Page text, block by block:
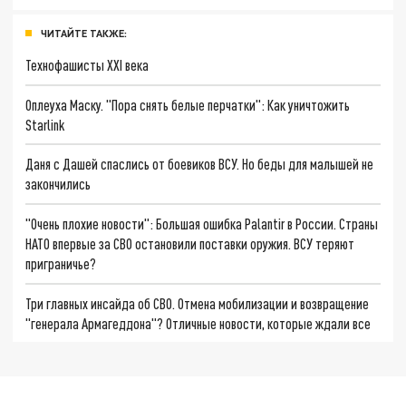
ЧИТАЙТЕ ТАКЖЕ:
Технофашисты XXI века
Оплеуха Маску. "Пора снять белые перчатки": Как уничтожить
Starlink
Даня с Дашей спаслись от боевиков ВСУ. Но беды для малышей не
закончились
"Очень плохие новости": Большая ошибка Palantir в России. Страны
НАТО впервые за СВО остановили поставки оружия. ВСУ теряют
приграничье?
Три главных инсайда об СВО. Отмена мобилизации и возвращение
"генерала Армагеддона"? Отличные новости, которые ждали все